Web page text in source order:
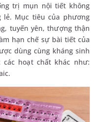
trị mụn nội tiết không
lẻ. Mục tiêu của phương
tuyến yên, thượng thận
hạn chế sự bài tiết của
dùng cùng kháng sinh
các hoạt chất khác như: